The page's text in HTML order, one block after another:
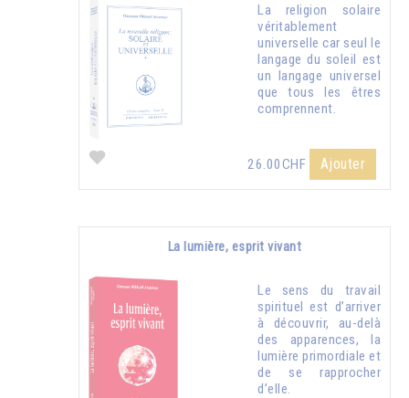
La religion solaire
véritablement
universelle car seul le
langage du soleil est
un langage universel
que tous les êtres
comprennent.
26.00CHF Ajouter
La lumière, esprit vivant
Le sens du travail
spirituel est d’arriver
à découvrir, au-delà
des apparences, la
lumière primordiale et
de se rapprocher
d’elle.